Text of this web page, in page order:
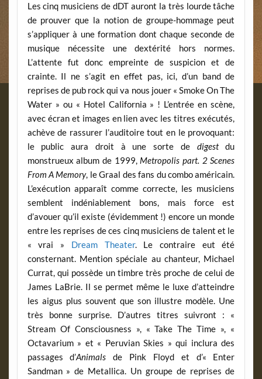
Les cinq musiciens de dDT auront la très lourde tâche
de prouver que la notion de groupe-hommage peut
s’appliquer à une formation dont chaque seconde de
musique nécessite une dextérité hors normes.
L’attente fut donc empreinte de suspicion et de
crainte. Il ne s’agit en effet pas, ici, d’un band de
reprises de pub rock qui va nous jouer « Smoke On The
Water » ou « Hotel California » ! L’entrée en scène,
avec écran et images en lien avec les titres exécutés,
achève de rassurer l’auditoire tout en le provoquant:
le public aura droit à une sorte de digestdu
monstrueux album de 1999, Metropolis part. 2 Scenes
From A Memory, le Graal des fans du combo américain.
L’exécution apparaît comme correcte, les musiciens
semblent indéniablement bons, mais force est
d’avouer qu’il existe (évidemment !) encore un monde
entre les reprises de ces cinq musiciens de talent et le
« vrai » Dream Theater. Le contraire eut été
consternant. Mention spéciale au chanteur, Michael
Currat, qui possède un timbre très proche de celui de
James LaBrie. Il se permet même le luxe d’atteindre
les aigus plus souvent que son illustre modèle. Une
très bonne surprise. D’autres titres suivront : «
Stream Of Consciousness », « Take The Time », «
Octavarium » et « Peruvian Skies » qui inclura des
passages d’Animals de Pink Floyd et d’« Enter
Sandman » de Metallica. Un groupe de reprises de